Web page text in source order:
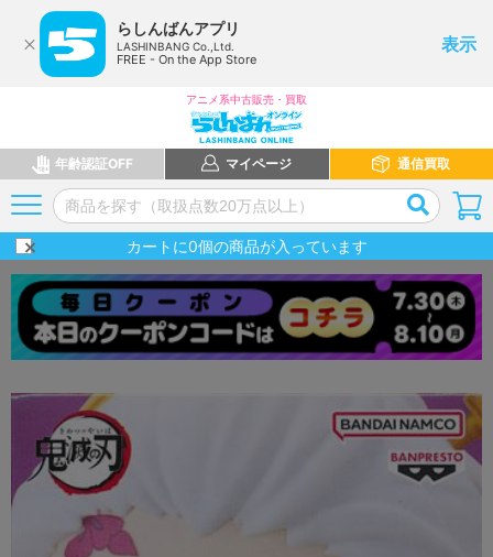
らしんばんアプリ
LASHINBANG Co.,Ltd.
FREE - On the App Store
表示
アニメ系中古販売・買取
年齢認証OFF マイページ 通信買取
カートに0個の商品が入っています